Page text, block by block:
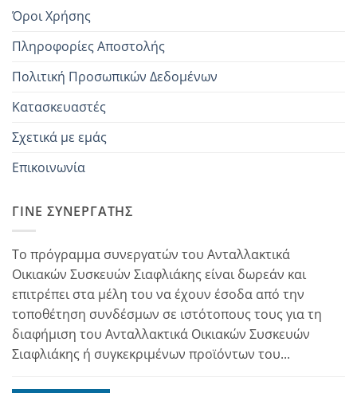
Όροι Χρήσης
Πληροφορίες Αποστολής
Πολιτική Προσωπικών Δεδομένων
Κατασκευαστές
Σχετικά με εμάς
Επικοινωνία
ΓΊΝΕ ΣΥΝΕΡΓΆΤΗΣ
Το πρόγραμμα συνεργατών του Ανταλλακτικά
Οικιακών Συσκευών Σιαφλιάκης είναι δωρεάν και
επιτρέπει στα μέλη του να έχουν έσοδα από την
τοποθέτηση συνδέσμων σε ιστότοπους τους για τη
διαφήμιση του Ανταλλακτικά Οικιακών Συσκευών
Σιαφλιάκης ή συγκεκριμένων προϊόντων του...